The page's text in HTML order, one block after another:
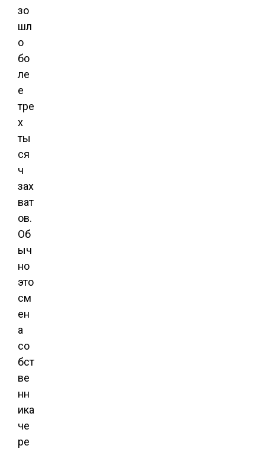
зо
шл
о
бо
ле
е
тре
х
ты
ся
ч
зах
ват
ов.
Об
ыч
но
это
см
ен
а
со
бст
ве
нн
ика
че
ре